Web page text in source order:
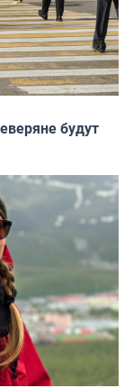
будут